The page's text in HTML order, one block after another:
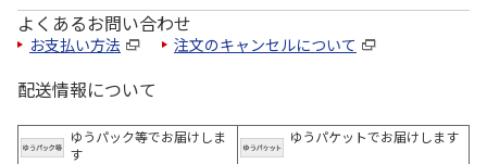
よくあるお問い合わせ
お支払い方法 注文のキャンセルについて
配送情報について
ゆうパック等でお届けしま
す
ゆうパケットでお届けします